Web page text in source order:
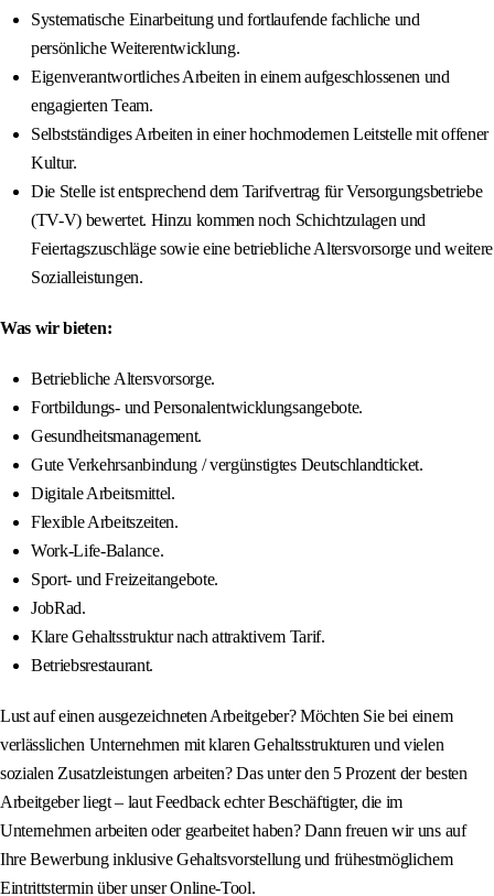
Systematische Einarbeitung und fortlaufende fachliche und
persönliche Weiterentwicklung.
Eigenverantwortliches Arbeiten in einem aufgeschlossenen und
engagierten Team.
Selbstständiges Arbeiten in einer hochmodernen Leitstelle mit offener
Kultur.
Die Stelle ist entsprechend dem Tarifvertrag für Versorgungsbetriebe
(TV-V) bewertet. Hinzu kommen noch Schichtzulagen und
Feiertagszuschläge sowie eine betriebliche Altersvorsorge und weitere
Sozialleistungen.
Was wir bieten:
Betriebliche Altersvorsorge.
Fortbildungs- und Personalentwicklungsangebote.
Gesundheitsmanagement.
Gute Verkehrsanbindung / vergünstigtes Deutschlandticket.
Digitale Arbeitsmittel.
Flexible Arbeitszeiten.
Work-Life-Balance.
Sport- und Freizeitangebote.
JobRad.
Klare Gehaltsstruktur nach attraktivem Tarif.
Betriebsrestaurant.
Lust auf einen ausgezeichneten Arbeitgeber? Möchten Sie bei einem
verlässlichen Unternehmen mit klaren Gehaltsstrukturen und vielen
sozialen Zusatzleistungen arbeiten? Das unter den 5 Prozent der besten
Arbeitgeber liegt – laut Feedback echter Beschäftigter, die im
Unternehmen arbeiten oder gearbeitet haben? Dann freuen wir uns auf
Ihre Bewerbung inklusive Gehaltsvorstellung und frühestmöglichem
Eintrittstermin über unser Online-Tool.